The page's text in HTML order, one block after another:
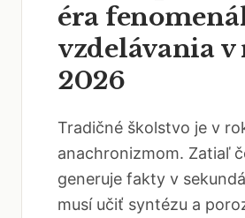
éra
vzdelávania v
2026
Tradičné školstvo je v
anachronizmom. Zatiaľ
generuje fakty v
musí učiť syntézu a